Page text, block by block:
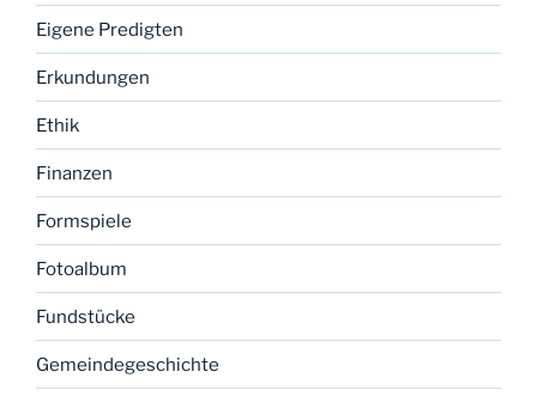
Eigene Predigten
Erkundungen
Ethik
Finanzen
Formspiele
Fotoalbum
Fundstücke
Gemeindegeschichte